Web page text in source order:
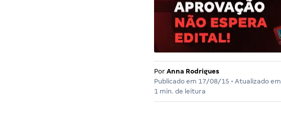
Por Anna Rodrigues
Publicado em 17/08/15 • Atualizado em
1 min. de leitura